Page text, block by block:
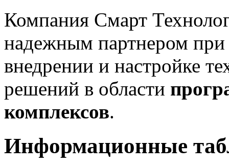
Компания Смарт
надежным партнером при
внедрении и настройке
решений в области
комплексов.
Информационные